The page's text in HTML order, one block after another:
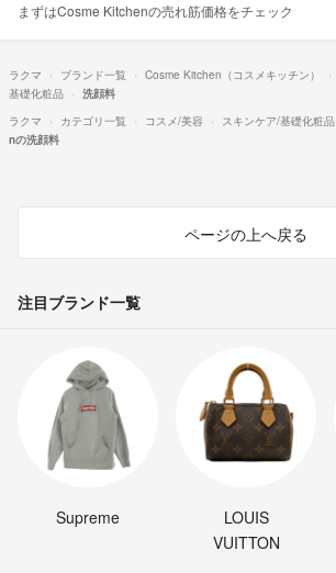
まずはCosme Kitchenの売れ筋価格をチェック
ラクマ ブランド一覧 Cosme Kitchen（コスメキッチン）
基礎化粧品
洗顔料
ラクマ
カテゴリ一覧 コスメ/美容 スキンケア/基礎化粧品
nの洗顔料
ページの上へ戻る
注目ブランド一覧
Supreme
LOUIS
VUITTON